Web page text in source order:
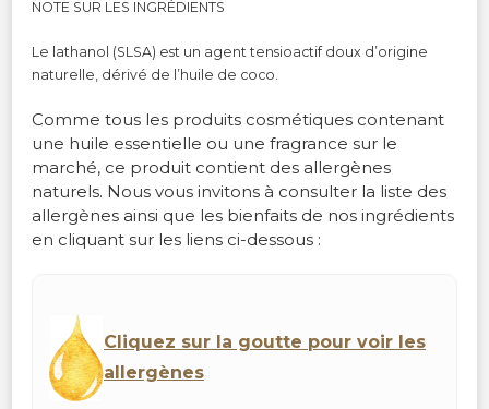
NOTE SUR LES INGRÉDIENTS
Le lathanol (SLSA) est un agent tensioactif doux d’origine
naturelle, dérivé de l’huile de coco.
Comme tous les produits cosmétiques contenant
une huile essentielle ou une fragrance sur le
marché, ce produit contient des allergènes
naturels. Nous vous invitons à consulter la liste des
allergènes ainsi que les bienfaits de nos ingrédients
en cliquant sur les liens ci-dessous :
Cliquez sur la goutte pour voir les
allergènes